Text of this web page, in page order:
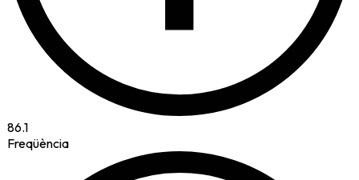
86.1
Freqüència